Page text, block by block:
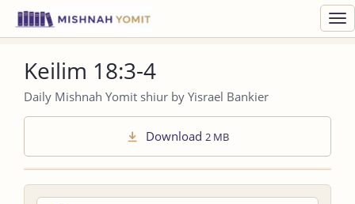
Keilim 18:3-4
Daily Mishnah Yomit shiur by Yisrael Bankier
Download 2 MB